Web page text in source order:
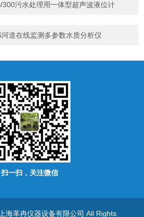
300污水处理用一体型超声波液位计
道在线监测多参数水质分析仪
扫一扫，关注微信
海革冉仪器设备有限公司 All Rights